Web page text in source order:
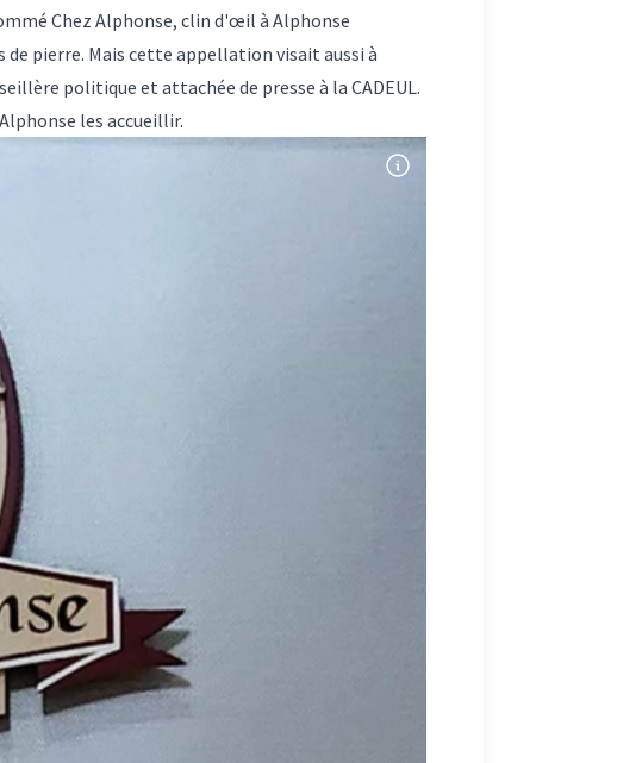
Chez Alphonse, clin d'œil à Alphonse
pierre. Mais cette appellation visait aussi à
politique et attachée de presse à la CADEUL.
les accueillir.